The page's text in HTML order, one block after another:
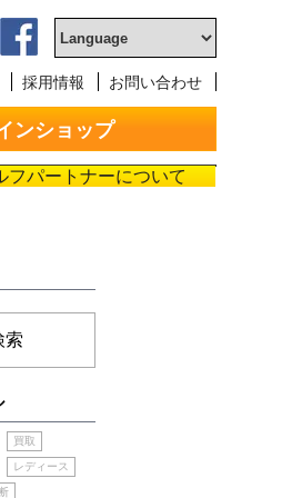
採用情報 お問い合わせ
ンショップ
フパートナーについて
索
買取
レディース